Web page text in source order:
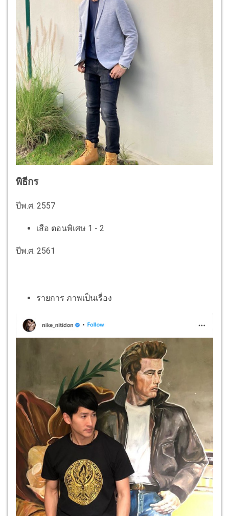
พิธีกร
ปีพ.ศ. 2557
เสือ ตอนพิเศษ 1 - 2
ปีพ.ศ. 2561
รายการ ภาพเป็นเรื่อง